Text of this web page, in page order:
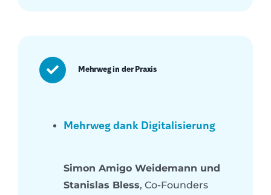
Mehrweg in der Praxis
Mehrweg dank Digitalisierung
Simon Amigo Weidemann und
Stanislas Bless, Co-Founders